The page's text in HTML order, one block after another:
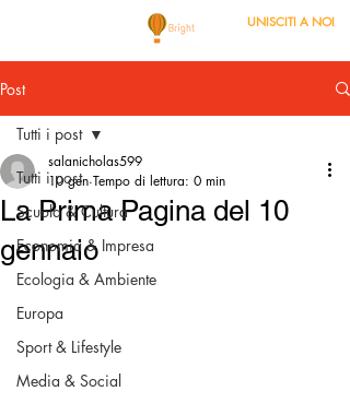
UNISCITI A NOI
Post
Tutti i post
Scuola & Cultura
Economia & Impresa
Ecologia & Ambiente
Europa
Sport & Lifestyle
Media & Social
Tutti i post
La Prima Pagina del 10
gennaio
salanicholas599
10 gen Tempo di lettura: 0 min